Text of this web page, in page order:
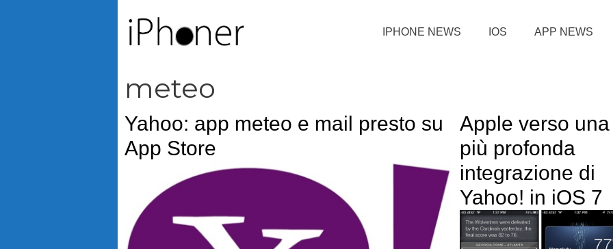
IPHONE NEWS IOS APP NEWS
meteo
Yahoo: app meteo e mail presto su
App Store
Apple verso una
più profonda
integrazione di
Yahoo! in iOS 7